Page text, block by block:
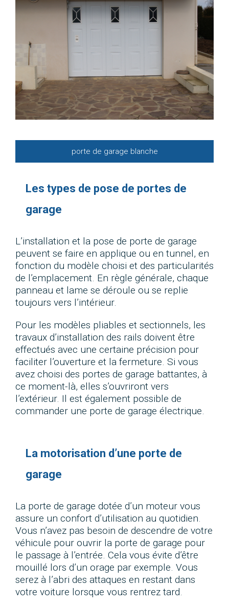
porte de garage blanche
Les types de pose de portes de
garage
L’installation et la pose de porte de garage
peuvent se faire en applique ou en tunnel, en
fonction du modèle choisi et des particularités
de l’emplacement. En règle générale, chaque
panneau et lame se déroule ou se replie
toujours vers l’intérieur.
Pour les modèles pliables et sectionnels, les
travaux d’installation des rails doivent être
effectués avec une certaine précision pour
faciliter l’ouverture et la fermeture. Si vous
avez choisi des portes de garage battantes, à
ce moment-là, elles s’ouvriront vers
l’extérieur. Il est également possible de
commander une porte de garage électrique.
La motorisation d’une porte de
garage
La porte de garage dotée d’un moteur vous
assure un confort d’utilisation au quotidien.
Vous n’avez pas besoin de descendre de votre
véhicule pour ouvrir la porte de garage pour
le passage à l’entrée. Cela vous évite d’être
mouillé lors d’un orage par exemple. Vous
serez à l’abri des attaques en restant dans
votre voiture lorsque vous rentrez tard.